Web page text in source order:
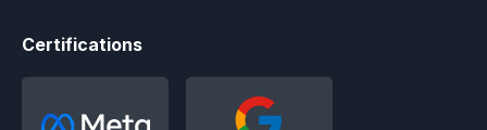
Certifications